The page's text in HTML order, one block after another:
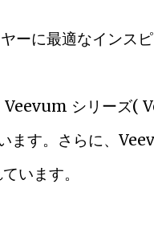
に最適なインスピ
シリーズ(
ます。さらに、
います。